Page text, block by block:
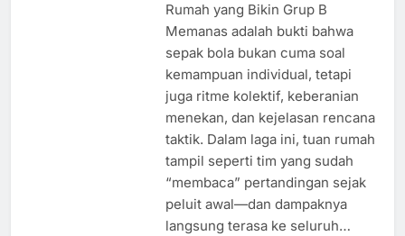
Rumah yang Bikin Grup B
Memanas adalah bukti bahwa
sepak bola bukan cuma soal
kemampuan individual, tetapi
juga ritme kolektif, keberanian
menekan, dan kejelasan rencana
taktik. Dalam laga ini, tuan rumah
tampil seperti tim yang sudah
“membaca” pertandingan sejak
peluit awal—dan dampaknya
langsung terasa ke seluruh…